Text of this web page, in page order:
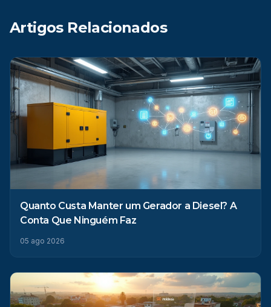
Artigos Relacionados
Quanto Custa Manter um Gerador a Diesel? A
Conta Que Ninguém Faz
05 ago 2026